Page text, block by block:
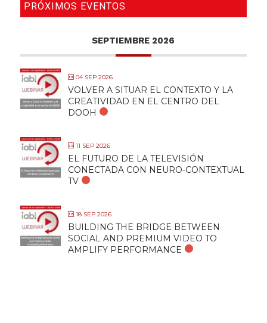
PRÓXIMOS EVENTOS
SEPTIEMBRE 2026
04 SEP 2026
VOLVER A SITUAR EL CONTEXTO Y LA
CREATIVIDAD EN EL CENTRO DEL
DOOH
11 SEP 2026
EL FUTURO DE LA TELEVISIÓN
CONECTADA CON NEURO-CONTEXTUAL
TV
18 SEP 2026
BUILDING THE BRIDGE BETWEEN
SOCIAL AND PREMIUM VIDEO TO
AMPLIFY PERFORMANCE